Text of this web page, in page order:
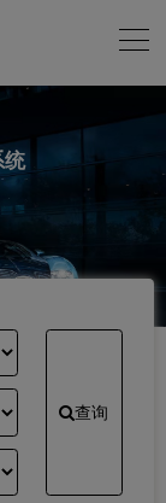
统
查询